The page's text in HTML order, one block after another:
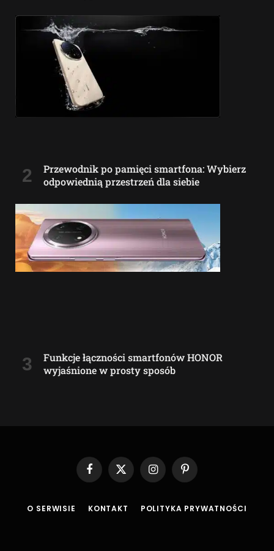
Przewodnik po pamięci smartfona: Wybierz
odpowiednią przestrzeń dla siebie
Funkcje łączności smartfonów HONOR
wyjaśnione w prosty sposób
Facebook
X
(Twitter)
InstagramPinterest
O SERWISIE KONTAKT POLITYKA PRYWATNOŚCI